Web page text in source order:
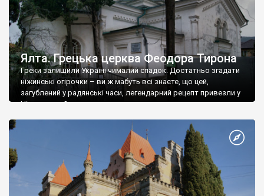
Ялта. Грецька церква Феодора Тирона
Греки залишили Україні чималий спадок. Достатньо згадати
ніжинські огірочки – ви ж мабуть всі знаєте, що цей,
загублений у радянські часи, легендарний рецепт привезли у
Ніжин греки?